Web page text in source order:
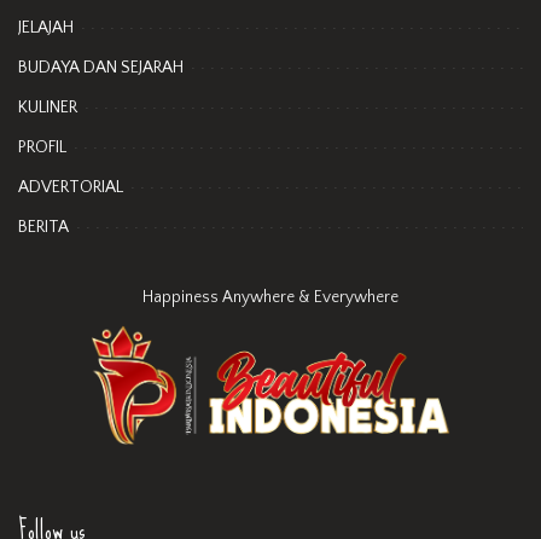
JELAJAH
BUDAYA DAN SEJARAH
KULINER
PROFIL
ADVERTORIAL
BERITA
Happiness Anywhere & Everywhere